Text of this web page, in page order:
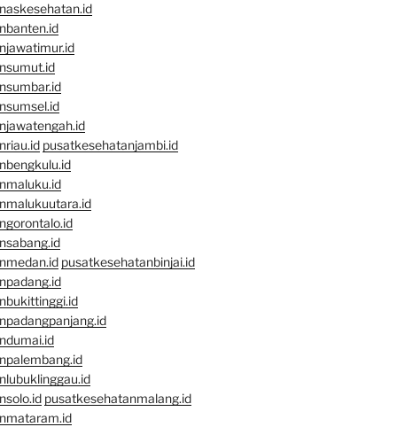
pusatkesehatanjambi.id
pusatkesehatanbinjai.id
pusatkesehatanmalang.id